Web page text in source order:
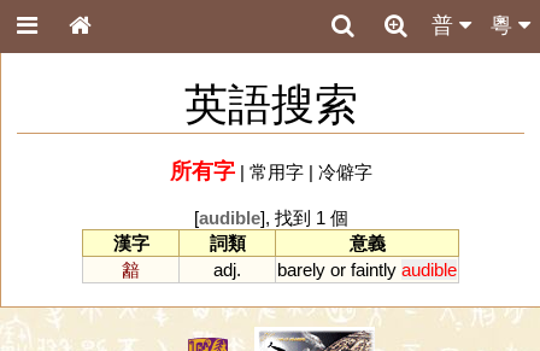
粵
普
英語搜索
所有字| 常用字| 冷僻字
[audible], 找到 1 個
漢字
詞類
意義
韽
adj. barely or faintly audible